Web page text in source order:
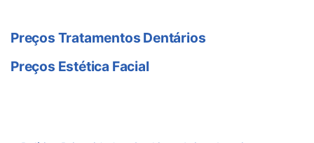
Preços Tratamentos Dentários
Preços Estética Facial